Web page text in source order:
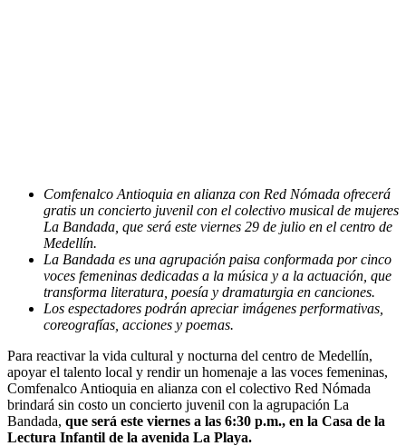
Comfenalco Antioquia en alianza con Red Nómada ofrecerá
gratis un concierto juvenil con el colectivo musical de mujeres
La Bandada, que será este viernes 29 de julio en el centro de
Medellín.
La Bandada es una agrupación paisa conformada por cinco
voces femeninas dedicadas a la música y a la actuación, que
transforma literatura, poesía y dramaturgia en canciones.
Los espectadores podrán apreciar imágenes performativas,
coreografías, acciones y poemas.
Para reactivar la vida cultural y nocturna del centro de Medellín,
apoyar el talento local y rendir un homenaje a las voces femeninas,
Comfenalco Antioquia en alianza con el colectivo Red Nómada
brindará sin costo un concierto juvenil con la agrupación La
Bandada, que será este viernes a las 6:30 p.m., en la Casa de la
Lectura Infantil de la avenida La Playa.